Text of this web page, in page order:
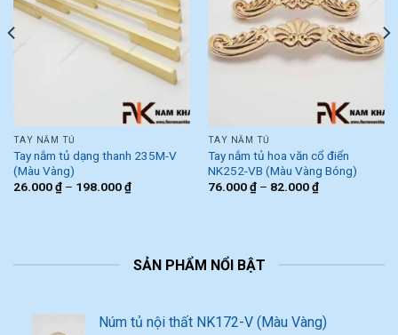
TAY NẮM TỦ
Tay nắm tủ dạng thanh 235M-V
(Màu Vàng)
26.000₫– 198.000₫
TAY NẮM TỦ
Tay nắm tủ hoa văn cổ điển
NK252-VB (Màu Vàng Bóng)
76.000₫– 82.000₫
SẢN PHẨM NỔI BẬT
Núm tủ nội thất NK172-V (Màu Vàng)